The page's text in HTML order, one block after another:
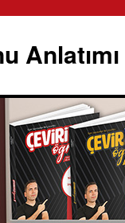
Anlatımı